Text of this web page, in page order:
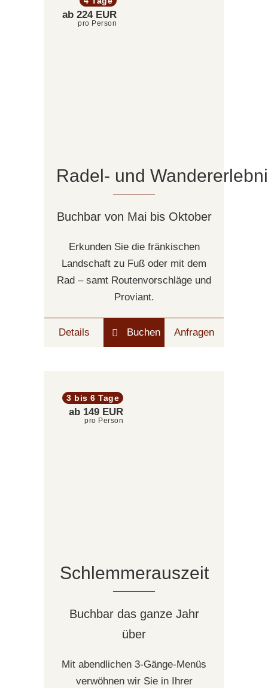
ab 224 EUR
pro Person
Radel- und
Buchbar von Mai bis Oktober
Erkunden Sie die fränkischen
Landschaft zu Fuß oder mit dem
Rad – samt Routenvorschläge und
Proviant.
Details Buchen Anfragen
3 bis 6 Tage
ab 149 EUR
pro Person
Schlemmerauszeit
Buchbar das ganze Jahr
über
Mit abendlichen 3-Gänge-Menüs
verwöhnen wir Sie in Ihrer